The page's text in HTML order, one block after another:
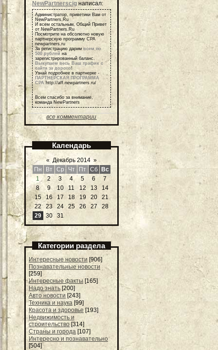
NewPartnerscig написал:
Администратор, приветики Вам от
NewPartners.Ru
И всем остальным, Общий Привет
от NewPartners.Ru
Посмотрите на обсолютно новую
партнерскую программу СРА
newpartners.ru
За регистрацию даримвсем по
500 рублей на
зарегистрированный баланс.
Выкупаем весь Ваш трафик с
сайта за дорого!
Узнай подробнее в партнерке -
ПАРТНЕРСКАЯ ПРОГРАММА
СРА http://aff.newpartners.ru/
Всем спасибо за внимание,
команда NewPartners
все комментарии
Календарь
« Декабрь 2014 »
Пн
Вт Ср Чт Пт Сб
Вс
1
2 3 4 5 6
7
8
9 10 11 12 13
14
15
16 17 18 19 20
21
22
23 24 25 26 27
28
29
30 31
Категории раздела
Интересные новости [906]
Познавательные новости
[259]
Интересные факты [165]
Надо знать [200]
Авто новости [243]
Техника и наука [99]
Красота и здоровье [193]
Недвижимость и
строительство [314]
Страны и города [107]
Интересно и познавательно
[504]